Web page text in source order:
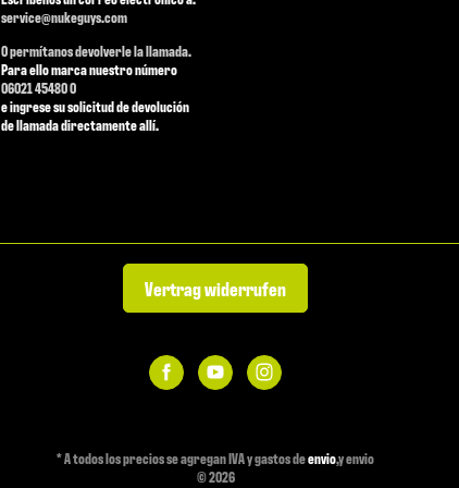
service@nukeguys.com
O permítanos devolverle la llamada.
Para ello marca nuestro número
06021 45480 0
e ingrese su solicitud de devolución
de llamada directamente allí.
Vertrag widerrufen
*A todos los precios se agregan IVA y gastos deenvio,y envio
© 2026